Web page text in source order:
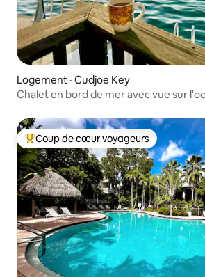
Logement · Cudjoe Key
Chalet en bord de mer avec vue sur
Coup de cœur voyageurs parmi les
Coup de cœur voyageurs